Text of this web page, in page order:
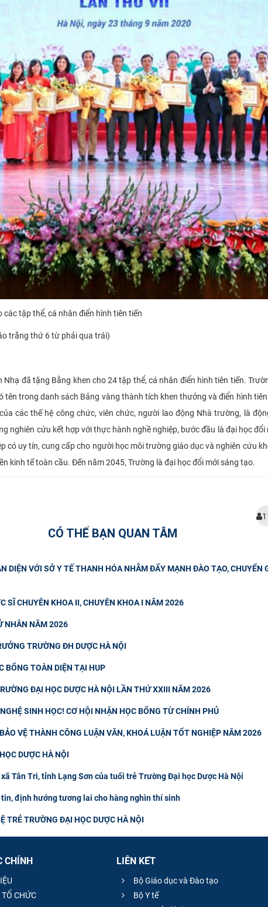
tập thể, cá nhân điển hình tiên tiến
trắng thứ 6 từ phải qua trái)
đã tặng Bằng khen cho 24 tập thể, cá nhân điển hình tiên tiến.
tên trong danh sách Bảng vàng thành tích khen thưởng và điển hình
các thế hệ công chức, viên chức, người lao động Nhà trường, là
nghiên cứu kết hợp với thực hành nghề nghiệp, bước đầu là đại học
có uy tín, cung cấp cho người học môi trường giáo dục và nghiên cứu
kinh tế toàn cầu. Đến năm 2045, Trường là đại học đổi mới sáng tạo.
CÓ THỂ BẠN QUAN TÂM
DIỆN VỚI SỞ Y TẾ THANH HÓA NHẰM ĐẨY MẠNH ĐÀO TẠO, CHUYỂN
SĨ CHUYÊN KHOA II, CHUYÊN KHOA I NĂM 2026
NHÂN NĂM 2026
TRƯỜNG ĐH DƯỢC HÀ NỘI
BỔNG TOÀN DIỆN TẠI HUP
ĐẠI HỌC DƯỢC HÀ NỘI LẦN THỨ XXIII NĂM 2026
SINH HỌC! CƠ HỘI NHẬN HỌC BỔNG TỪ CHÍNH PHỦ
VỆ THÀNH CÔNG LUẬN VĂN, KHOÁ LUẬN TỐT NGHIỆP NĂM 2026
DƯỢC HÀ NỘI
Tân Tri, tỉnh Lạng Sơn của tuổi trẻ Trường Đại học Dược Hà Nội
định hướng tương lai cho hàng nghìn thí sinh
TRẺ TRƯỜNG ĐẠI HỌC DƯỢC HÀ NỘI
CHÍNH
TỔ CHỨC
LIÊN KẾT
Bộ Giáo dục và Đào tạo
Bộ Y tế